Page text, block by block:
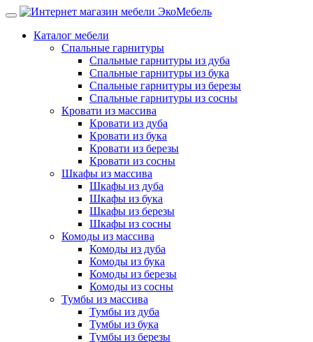
Каталог мебели
Спальные гарнитуры
Спальные гарнитуры из дуба
Спальные гарнитуры из бука
Спальные гарнитуры из березы
Спальные гарнитуры из сосны
Кровати из массива
Кровати из дуба
Кровати из бука
Кровати из березы
Кровати из сосны
Шкафы из массива
Шкафы из дуба
Шкафы из бука
Шкафы из березы
Шкафы из сосны
Комоды из массива
Комоды из дуба
Комоды из бука
Комоды из березы
Комоды из сосны
Тумбы из массива
Тумбы из дуба
Тумбы из бука
Тумбы из березы